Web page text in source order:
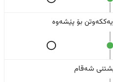
بۆ پێشەوە
شەقام